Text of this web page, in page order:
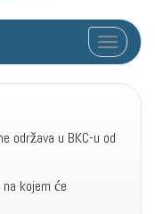
Toggle
održava u BKC-u od
kojem će